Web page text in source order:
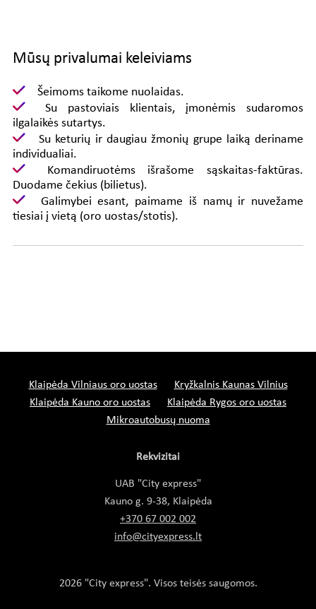
Mūsų privalumai keleiviams
Šeimoms taikome nuolaidas.
Su pastoviais klientais, įmonėmis sudaromos
ilgalaikės sutartys.
Su keturių ir daugiau žmonių grupe laiką deriname
individualiai.
Komandiruotėms išrašome sąskaitas-faktūras.
Duodame čekius (bilietus).
Galimybei esant, paimame iš namų ir nuvežame
tiesiai į vietą (oro uostas/stotis).
Klaipėda Vilniaus oro uostas
Kryžkalnis Kaunas Vilnius
Klaipėda Kauno oro uostas
Klaipėda Rygos oro uostas
Mikroautobusų nuoma
Rekvizitai
UAB "City express"
Kauno g. 9-38, Klaipėda
+370 67 002 002
info@cityexpress.lt
2026 "City express". Visos teisės saugomos.